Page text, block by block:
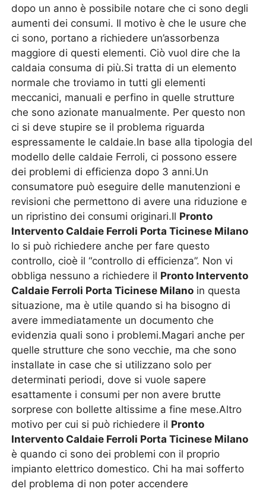
dopo un anno è possibile notare che ci sono degli
aumenti dei consumi. Il motivo è che le usure che
ci sono, portano a richiedere un’assorbenza
maggiore di questi elementi. Ciò vuol dire che la
caldaia consuma di più.Si tratta di un elemento
normale che troviamo in tutti gli elementi
meccanici, manuali e perfino in quelle strutture
che sono azionate manualmente. Per questo non
ci si deve stupire se il problema riguarda
espressamente le caldaie.In base alla tipologia del
modello delle caldaie Ferroli, ci possono essere
dei problemi di efficienza dopo 3 anni.Un
consumatore può eseguire delle manutenzioni e
revisioni che permettono di avere una riduzione e
un ripristino dei consumi originari.Il Pronto
Intervento Caldaie Ferroli Porta Ticinese Milano
lo si può richiedere anche per fare questo
controllo, cioè il “controllo di efficienza”. Non vi
obbliga nessuno a richiedere il Pronto Intervento
Caldaie Ferroli Porta Ticinese Milano in questa
situazione, ma è utile quando si ha bisogno di
avere immediatamente un documento che
evidenzia quali sono i problemi.Magari anche per
quelle strutture che sono vecchie, ma che sono
installate in case che si utilizzano solo per
determinati periodi, dove si vuole sapere
esattamente i consumi per non avere brutte
sorprese con bollette altissime a fine mese.Altro
motivo per cui si può richiedere il Pronto
Intervento Caldaie Ferroli Porta Ticinese Milano
è quando ci sono dei problemi con il proprio
impianto elettrico domestico. Chi ha mai sofferto
del problema di non poter accendere